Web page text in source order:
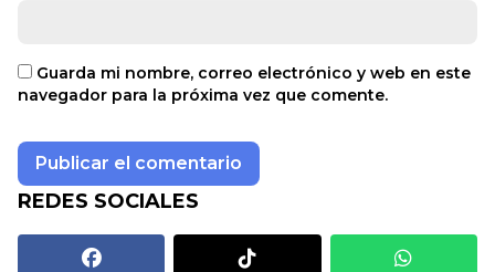
Guarda mi nombre, correo electrónico y web en este
navegador para la próxima vez que comente.
REDES SOCIALES